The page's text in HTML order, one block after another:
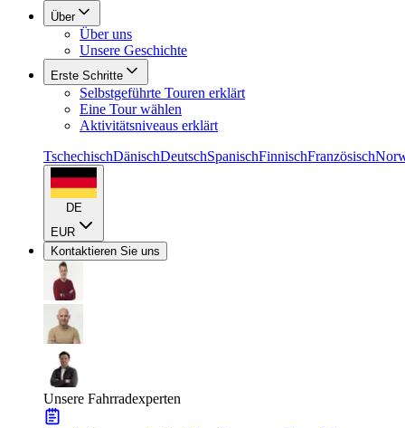
Über
Über uns
Unsere Geschichte
Erste Schritte
Selbstgeführte Touren erklärt
Eine Tour wählen
Aktivitätsniveaus erklärt
TschechischDänischDeutschSpanischFinnischFranzösisch
DE
EUR
Kontaktieren Sie uns
Unsere Fahrradexperten